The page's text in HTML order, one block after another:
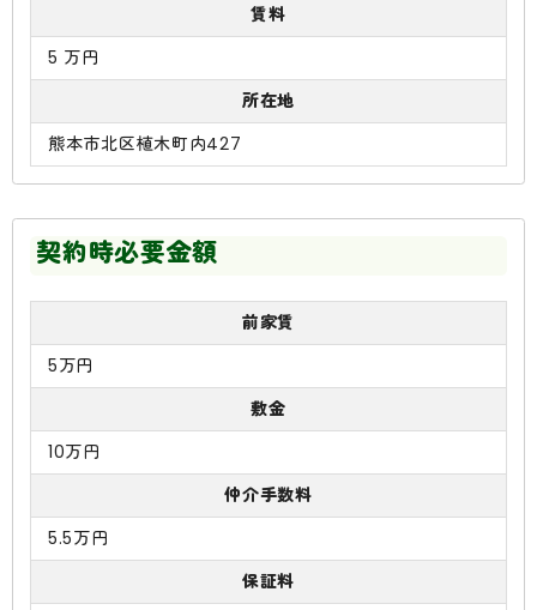
賃料
5 万円
所在地
熊本市北区植木町内427
契約時必要金額
前家賃
5万円
敷金
10万円
仲介手数料
5.5万円
保証料